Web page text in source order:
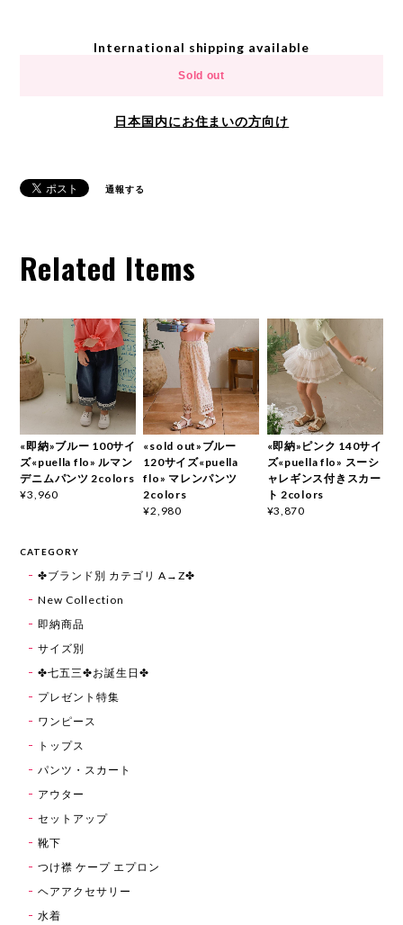
International shipping available
Sold out
日本国内にお住まいの方向け
通報する
Related Items
«即納»ブルー 100サイ
ズ«puella flo» ルマン
デニムパンツ 2colors
¥3,960
«sold out»ブルー
120サイズ«puella
flo» マレンパンツ
2colors
¥2,980
«即納»ピンク 140サイ
ズ«puella flo» スーシ
ャレギンス付きスカー
ト 2colors
¥3,870
CATEGORY
✤ブランド別 カテゴリ A→Z✤
New Collection
即納商品
サイズ別
✤七五三✤お誕生日✤
プレゼント特集
ワンピース
トップス
パンツ・スカート
アウター
セットアップ
靴下
つけ襟 ケープ エプロン
ヘアアクセサリー
水着